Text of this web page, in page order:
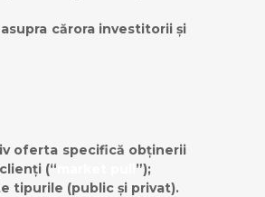
cărora investitorii și
oferta specifică obținerii
(“
”);
tipurile (public și privat).